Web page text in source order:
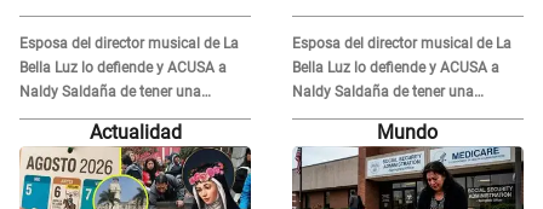
Esposa del director musical de La
Bella Luz lo defiende y ACUSA a
Naldy Saldaña de tener una
relación con él y otros integrantes
Esposa del director musical de La
Bella Luz lo defiende y ACUSA a
Naldy Saldaña de tener una
relación con él y otros integrantes
Actualidad Mundo